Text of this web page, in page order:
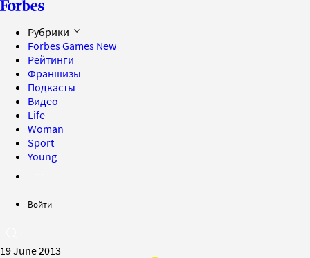
Рубрики
Forbes Games New
Рейтинги
Франшизы
Подкасты
Видео
Life
Woman
Sport
Young
Войти
19 June 2013